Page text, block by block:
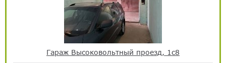
Гараж Высоковольтный проезд, 1с8